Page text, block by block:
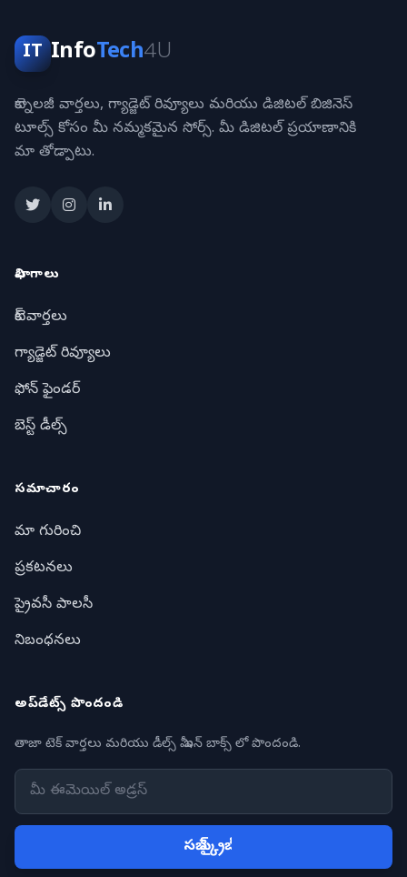
IT InfoTech4U
టెక్నాలజీ వార్తలు, గ్యాడ్జెట్ రివ్యూలు మరియు డిజిటల్ బిజినెస్
టూల్స్ కోసం మీ నమ్మకమైన సోర్స్. మీ డిజిటల్ ప్రయాణానికి
మా తోడ్పాటు.
విభాగాలు
టెక్ వార్తలు
గ్యాడ్జెట్ రివ్యూలు
ఫోన్ ఫైండర్
బెస్ట్ డీల్స్
సమాచారం
మా గురించి
ప్రకటనలు
ప్రైవసీ పాలసీ
నిబంధనలు
అప్‌డేట్స్ పొందండి
తాజా టెక్ వార్తలు మరియు డీల్స్ మీ ఇన్ బాక్స్ లో పొందండి.
సబ్ స్క్రైబ్